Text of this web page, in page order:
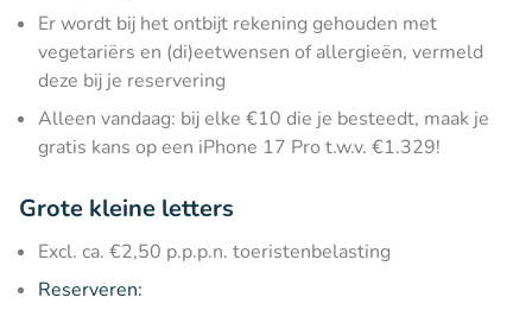
Er wordt bij het ontbijt rekening gehouden met
vegetariërs en (di)eetwensen of allergieën, vermeld
deze bij je reservering
Alleen vandaag: bij elke €10 die je besteedt, maak je
gratis kans op een iPhone 17 Pro t.w.v. €1.329!
Grote kleine letters
Excl. ca. €2,50 p.p.p.n. toeristenbelasting
Reserveren: